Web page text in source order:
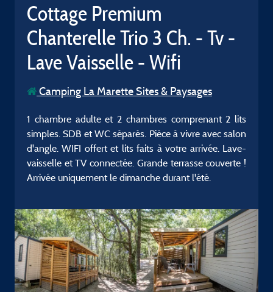
Cottage Premium
Chanterelle Trio 3 Ch. - Tv -
Lave Vaisselle - Wifi
Camping La Marette Sites & Paysages
1 chambre adulte et 2 chambres comprenant 2 lits
simples. SDB et WC séparés. Pièce à vivre avec salon
d'angle. WIFI offert et lits faits à votre arrivée. Lave-
vaisselle et TV connectée. Grande terrasse couverte !
Arrivée uniquement le dimanche durant l'été.